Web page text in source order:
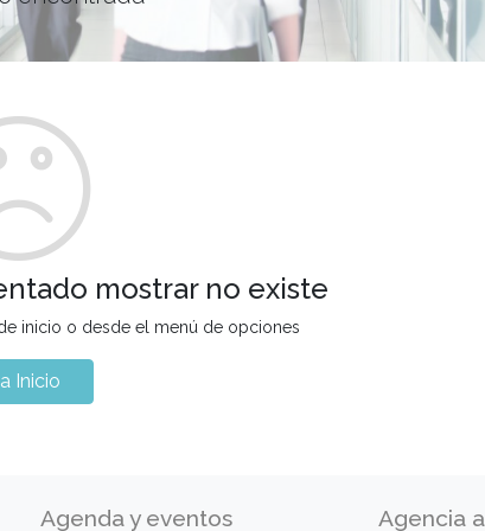
mostrar no existe
inicio o desde el menú de opciones
Inicio
Agenda y eventos Agencia